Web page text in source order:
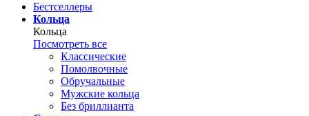
Бестселлеры
Кольца
Кольца
Посмотреть все
Классические
Помолвочные
Обручальные
Мужские кольца
Без бриллианта